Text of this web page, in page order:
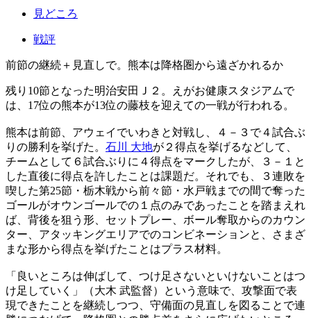
見どころ
戦評
前節の継続＋見直しで。熊本は降格圏から遠ざかれるか
残り10節となった明治安田Ｊ２。えがお健康スタジアムで
は、17位の熊本が13位の藤枝を迎えての一戦が行われる。
熊本は前節、アウェイでいわきと対戦し、４－３で４試合ぶ
りの勝利を挙げた。 石川 大地が２得点を挙げるなどして、
チームとして６試合ぶりに４得点をマークしたが、３－１と
した直後に得点を許したことは課題だ。それでも、３連敗を
喫した第25節・栃木戦から前々節・水戸戦までの間で奪った
ゴールがオウンゴールでの１点のみであったことを踏まえれ
ば、背後を狙う形、セットプレー、ボール奪取からのカウン
ター、アタッキングエリアでのコンビネーションと、さまざ
まな形から得点を挙げたことはプラス材料。
「良いところは伸ばして、つけ足さないといけないことはつ
け足していく」（大木 武監督）という意味で、攻撃面で表
現できたことを継続しつつ、守備面の見直しを図ることで連